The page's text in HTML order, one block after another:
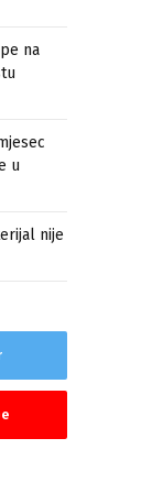
na
u
nije